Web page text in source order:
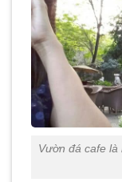
Vườn đá cafe